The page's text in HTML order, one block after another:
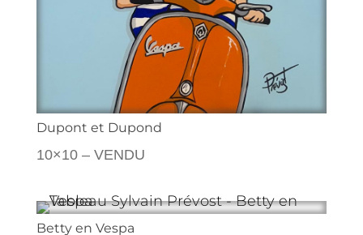
Dupont et Dupond
10×10 – VENDU
Betty en Vespa